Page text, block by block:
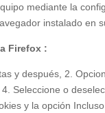
mediante la
instalado en
Firefox :
y después, 2.
Seleccione o
y la opción Incluso